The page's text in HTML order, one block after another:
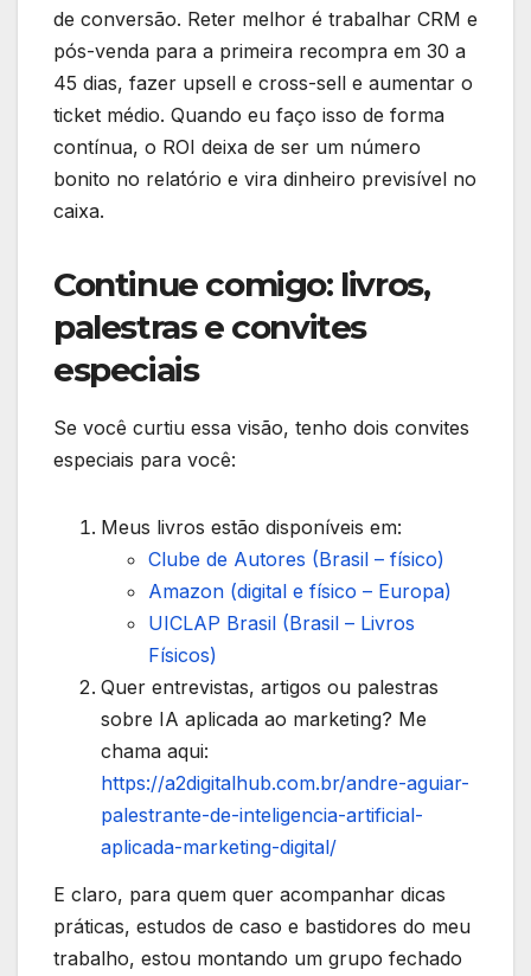
de conversão. Reter melhor é trabalhar CRM e
pós-venda para a primeira recompra em 30 a
45 dias, fazer upsell e cross-sell e aumentar o
ticket médio. Quando eu faço isso de forma
contínua, o ROI deixa de ser um número
bonito no relatório e vira dinheiro previsível no
caixa.
Continue comigo: livros,
palestras e convites
especiais
Se você curtiu essa visão, tenho dois convites
especiais para você:
Meus livros estão disponíveis em:
Clube de Autores (Brasil – físico)
Amazon (digital e físico – Europa)
UICLAP Brasil (Brasil – Livros
Físicos)
Quer entrevistas, artigos ou palestras
sobre IA aplicada ao marketing? Me
chama aqui:
https://a2digitalhub.com.br/andre-aguiar-
palestrante-de-inteligencia-artificial-
aplicada-marketing-digital/
E claro, para quem quer acompanhar dicas
práticas, estudos de caso e bastidores do meu
trabalho, estou montando um grupo fechado